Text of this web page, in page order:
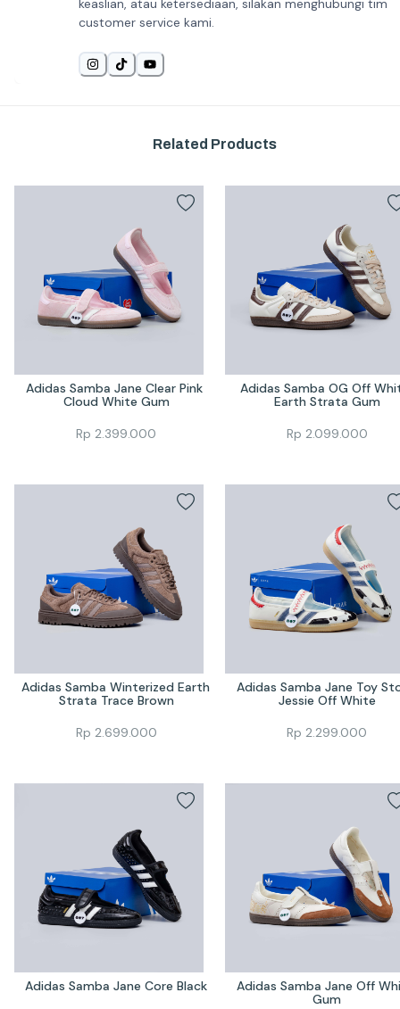
keaslian, atau ketersediaan, silakan menghubungi tim
customer service kami.
Related Products
Adidas Samba Jane Clear Pink
Cloud White Gum
Rp 2.399.000
Adidas Samba OG Off
Earth Strata Gum
Rp 2.099.000
Adidas Samba Winterized Earth
Strata Trace Brown
Rp 2.699.000
Adidas Samba Jane Toy
Jessie Off White
Rp 2.299.000
Adidas Samba Jane Core Black
Adidas Samba Jane Off
Gum